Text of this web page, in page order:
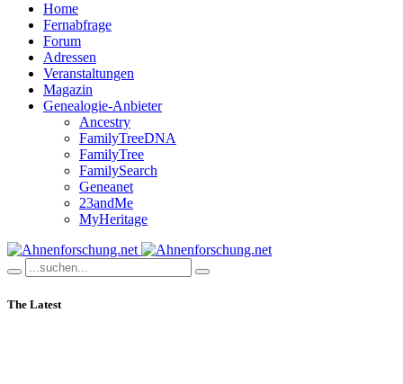
Home
Fernabfrage
Forum
Adressen
Veranstaltungen
Magazin
Genealogie-Anbieter
Ancestry
FamilyTreeDNA
FamilyTree
FamilySearch
Geneanet
23andMe
MyHeritage
The Latest